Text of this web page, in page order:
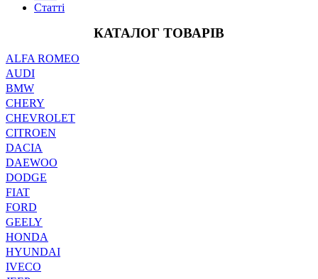
Статті
КАТАЛОГ ТОВАРІВ
ALFA ROMEO
AUDI
BMW
CHERY
CHEVROLET
CITROEN
DACIA
DAEWOO
DODGE
FIAT
FORD
GEELY
HONDA
HYUNDAI
IVECO